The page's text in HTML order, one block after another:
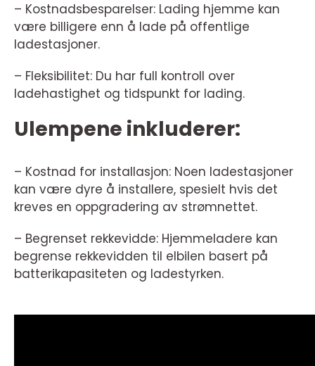
– Kostnadsbesparelser: Lading hjemme kan
være billigere enn å lade på offentlige
ladestasjoner.
– Fleksibilitet: Du har full kontroll over
ladehastighet og tidspunkt for lading.
Ulempene inkluderer:
– Kostnad for installasjon: Noen ladestasjoner
kan være dyre å installere, spesielt hvis det
kreves en oppgradering av strømnettet.
– Begrenset rekkevidde: Hjemmeladere kan
begrense rekkevidden til elbilen basert på
batterikapasiteten og ladestyrken.